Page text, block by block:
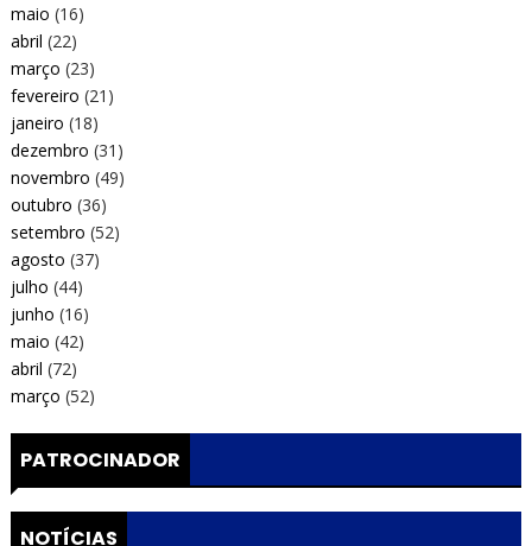
maio (16)
abril (22)
março (23)
fevereiro (21)
janeiro (18)
dezembro (31)
novembro (49)
outubro (36)
setembro (52)
agosto (37)
julho (44)
junho (16)
maio (42)
abril (72)
março (52)
PATROCINADOR
NOTÍCIAS